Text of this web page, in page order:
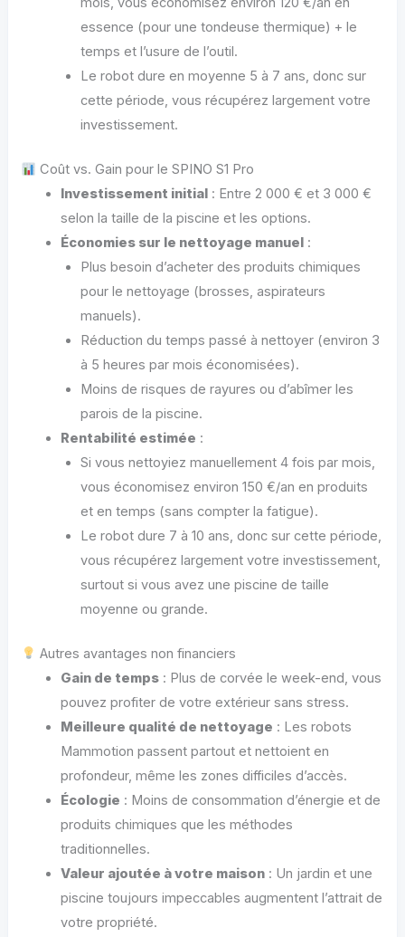
essence (pour une tondeuse thermique) + le
temps et l’usure de l’outil.
Le robot dure en moyenne 5 à 7 ans, donc sur
cette période, vous récupérez largement votre
investissement.
Coût vs. Gain pour le SPINO S1 Pro
Investissement initial : Entre 2 000 € et 3 000 €
selon la taille de la piscine et les options.
Économies sur le nettoyage manuel :
Plus besoin d’acheter des produits chimiques
pour le nettoyage (brosses, aspirateurs
manuels).
Réduction du temps passé à nettoyer (environ 3
à 5 heures par mois économisées).
Moins de risques de rayures ou d’abîmer les
parois de la piscine.
Rentabilité estimée :
Si vous nettoyiez manuellement 4 fois par mois,
vous économisez environ 150 €/an en produits
et en temps (sans compter la fatigue).
Le robot dure 7 à 10 ans, donc sur cette période,
vous récupérez largement votre investissement,
surtout si vous avez une piscine de taille
moyenne ou grande.
Autres avantages non financiers
Gain de temps : Plus de corvée le week-end, vous
pouvez profiter de votre extérieur sans stress.
Meilleure qualité de nettoyage : Les robots
Mammotion passent partout et nettoient en
profondeur, même les zones difficiles d’accès.
Écologie : Moins de consommation d’énergie et de
produits chimiques que les méthodes
traditionnelles.
Valeur ajoutée à votre maison : Un jardin et une
piscine toujours impeccables augmentent l’attrait de
votre propriété.